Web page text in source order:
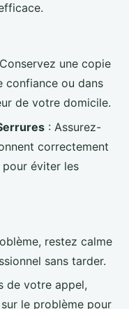
une copie
confiance ou dans
de votre domicile.
: Assurez-
correctement
éviter les
restez calme
sans tarder.
de votre appel,
le problème pour